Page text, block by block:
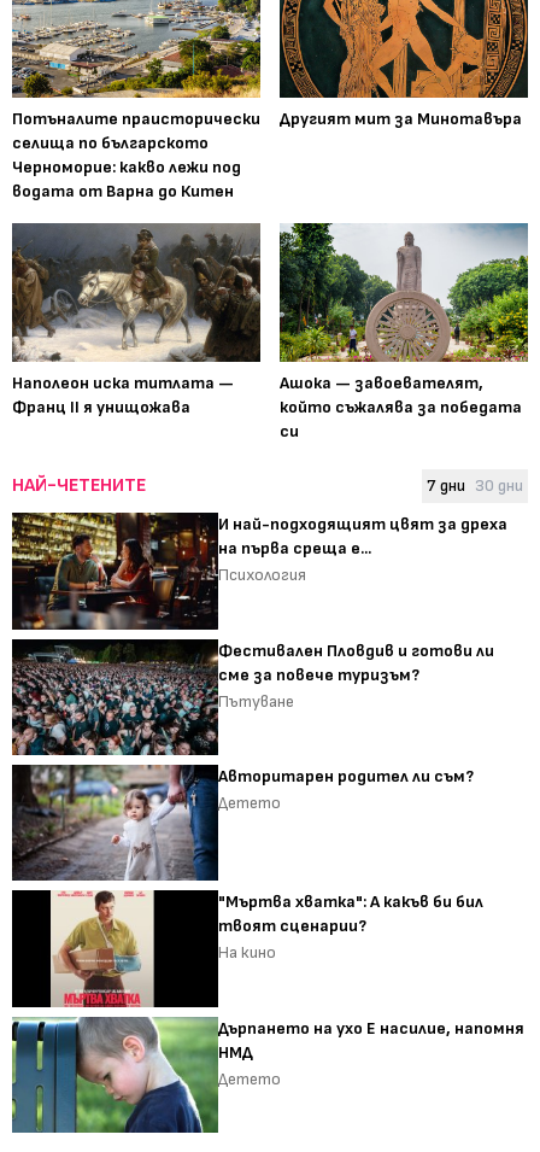
Потъналите праисторически
селища по българското
Черноморие: какво лежи под
водата от Варна до Китен
Другият мит за Минотавъра
Наполеон иска титлата —
Франц II я унищожава
Ашока — завоевателят,
който съжалява за победата
си
НАЙ-ЧЕТЕНИТЕ 7 дни 30 дни
И най-подходящият цвят за дреха
на първа среща е...
Психология
Фестивален Пловдив и готови ли
сме за повече туризъм?
Пътуване
Авторитарен родител ли съм?
Детето
"Мъртва хватка": А какъв би бил
твоят сценарии?
На кино
Дърпането на ухо Е насилие, напомня
НМД
Детето